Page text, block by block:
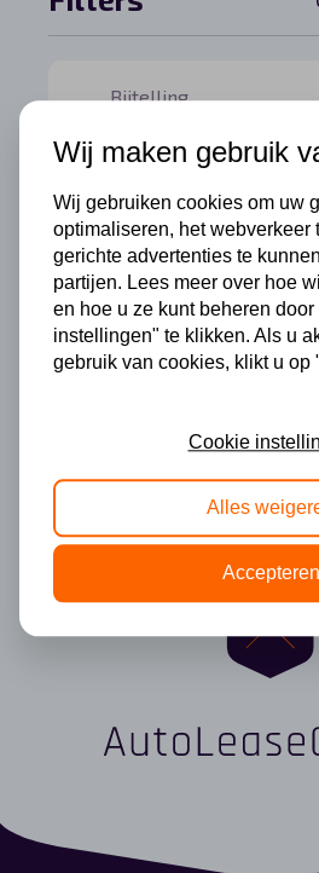
Wij maken gebruik
Wij gebruiken cookies om uw
optimaliseren, het webverkeer
gerichte advertenties te
partijen. Lees meer over hoe
en hoe u ze kunt beheren
instellingen" te klikken. Als u
gebruik van cookies, klikt u op
Cookie
Alles
Accepteren